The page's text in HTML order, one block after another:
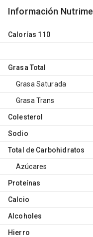
Información
Calorías 110
Grasa Total
Grasa Saturada
Grasa Trans
Colesterol
Sodio
Total de Carbohidratos
Azúcares
Proteínas
Calcio
Alcoholes
Hierro